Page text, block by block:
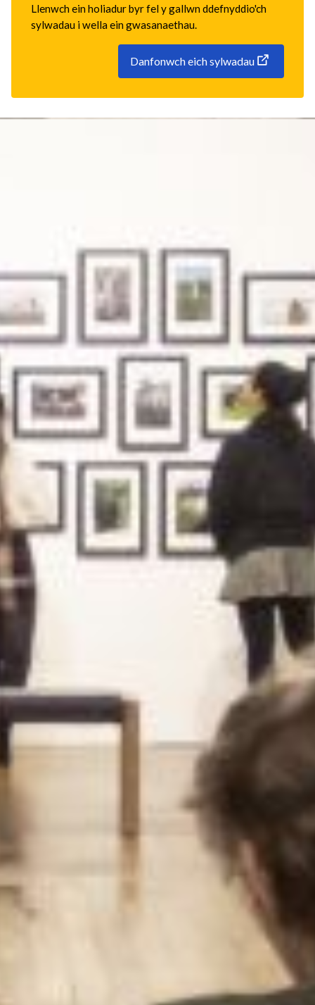
Llenwch ein holiadur byr fel y gallwn ddefnyddio'ch
sylwadau i wella ein gwasanaethau.
Danfonwch eich sylwadau